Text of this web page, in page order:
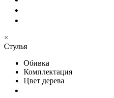
×
Стулья
Обивка
Комплектация
Цвет дерева